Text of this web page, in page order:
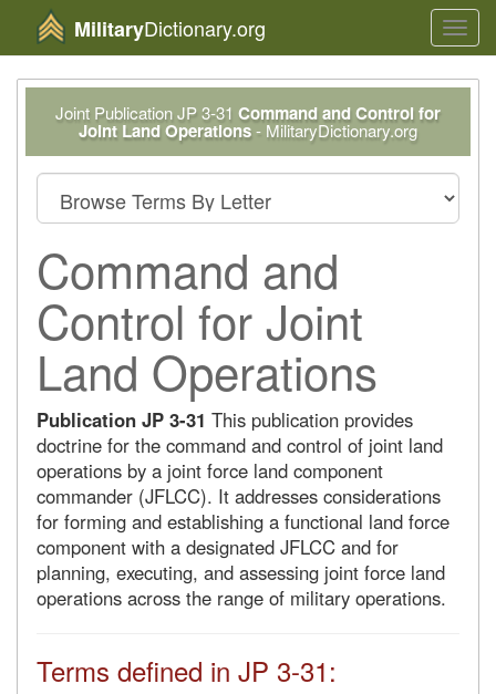
MilitaryDictionary.org
Joint Publication JP 3-31Command and Control for
Joint Land Operations- MilitaryDictionary.org
Command and
Control for Joint
Land Operations
Publication JP 3-31 This publication provides
doctrine for the command and control of joint land
operations by a joint force land component
commander (JFLCC). It addresses considerations
for forming and establishing a functional land force
component with a designated JFLCC and for
planning, executing, and assessing joint force land
operations across the range of military operations.
Terms defined in JP 3-31: